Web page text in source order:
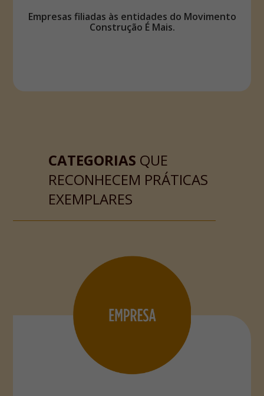
Empresas filiadas às entidades do Movimento
Construção É Mais.
CATEGORIAS QUE
RECONHECEM PRÁTICAS
EXEMPLARES